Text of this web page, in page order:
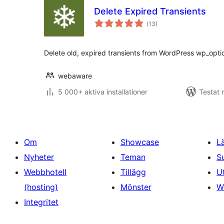
Delete Expired Transients
(Totalt
antal
13)
Delete old, expired transients from WordPress
webaware
5 000+ aktiva installationer
Testat
Om
Nyheter
Webbhotell
(hosting)
Integritet
Showcase
Teman
Tillägg
Mönster